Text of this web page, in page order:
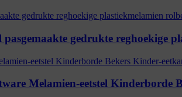
gedrukte reghoekige
Melamien-eetstel Kinderborde